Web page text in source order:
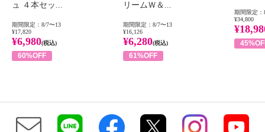
ュ ４本セッ...
期間限定：8/7〜13
¥17,820
¥6,980(税込)
60%OFF
リームＷ＆...
期間限定：8/7〜13
¥16,126
¥6,280(税込)
61%OFF
期間限定：
¥34,800